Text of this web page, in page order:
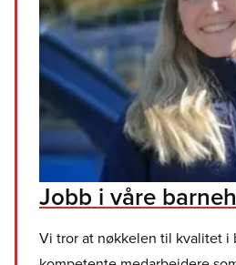
Jobb i våre
Vi tror at nøkkelen til kvalitet i